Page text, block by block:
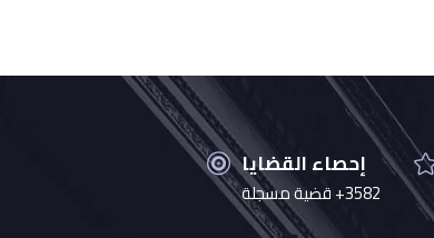
إحصاء القضايا
3582+ قضية مسجلة